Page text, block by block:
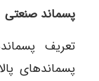
پسماند صنعتی
تعریف
پسماندهای